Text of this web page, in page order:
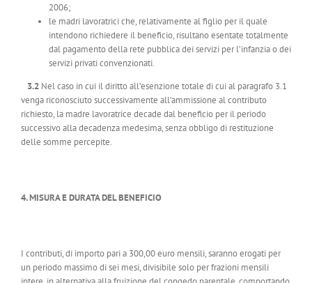
2006;
le madri lavoratrici che, relativamente al figlio per il quale
intendono richiedere il beneficio, risultano esentate totalmente
dal pagamento della rete pubblica dei servizi per l’infanzia o dei
servizi privati convenzionati.
3.2 Nel caso in cui il diritto all’esenzione totale di cui al paragrafo 3.1
venga riconosciuto successivamente all’ammissione al contributo
richiesto, la madre lavoratrice decade dal beneficio per il periodo
successivo alla decadenza medesima, senza obbligo di restituzione
delle somme percepite.
4. MISURA E DURATA DEL BENEFICIO
I contributi, di importo pari a 300,00 euro mensili, saranno erogati per
un periodo massimo di sei mesi, divisibile solo per frazioni mensili